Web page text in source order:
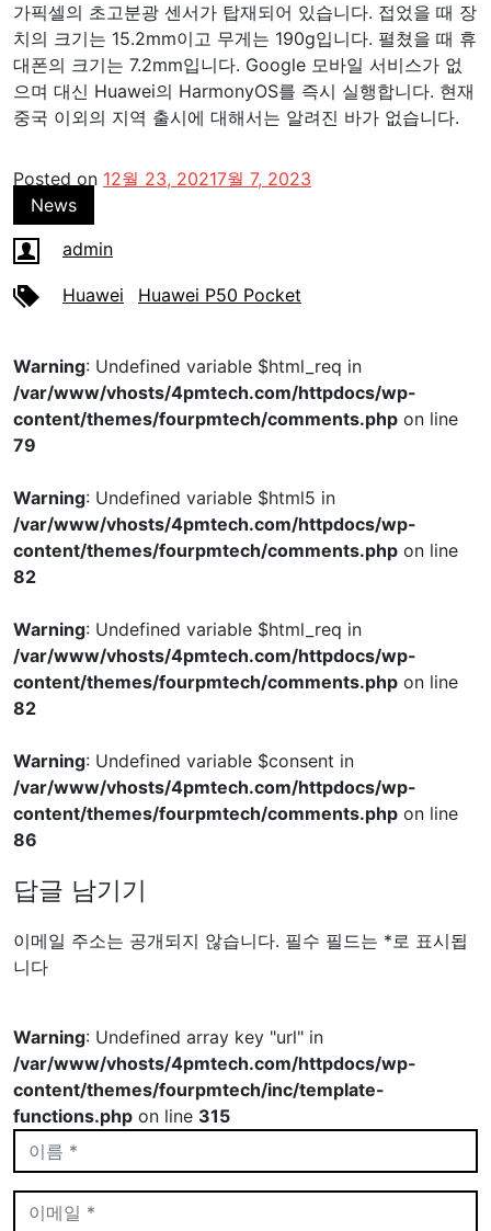
가픽셀의 초고분광 센서가 탑재되어 있습니다. 접었을 때 장
치의 크기는 15.2mm이고 무게는 190g입니다. 펼쳤을 때 휴
대폰의 크기는 7.2mm입니다. Google 모바일 서비스가 없
으며 대신 Huawei의 HarmonyOS를 즉시 실행합니다. 현재
중국 이외의 지역 출시에 대해서는 알려진 바가 없습니다.
Posted on 12월 23, 20217월 7, 2023
News
admin
Huawei Huawei P50 Pocket
Warning: Undefined variable $html_req in
/var/www/vhosts/4pmtech.com/httpdocs/wp-
content/themes/fourpmtech/comments.php on line
79
Warning: Undefined variable $html5 in
/var/www/vhosts/4pmtech.com/httpdocs/wp-
content/themes/fourpmtech/comments.php on line
82
Warning: Undefined variable $html_req in
/var/www/vhosts/4pmtech.com/httpdocs/wp-
content/themes/fourpmtech/comments.php on line
82
Warning: Undefined variable $consent in
/var/www/vhosts/4pmtech.com/httpdocs/wp-
content/themes/fourpmtech/comments.php on line
86
답글 남기기
이메일 주소는 공개되지 않습니다. 필수 필드는 *로 표시됩
니다
Warning: Undefined array key "url" in
/var/www/vhosts/4pmtech.com/httpdocs/wp-
content/themes/fourpmtech/inc/template-
functions.php on line 315